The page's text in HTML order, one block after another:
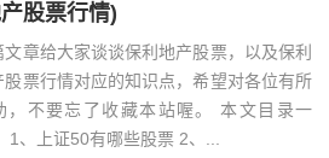
股票行情)
文章给大家谈谈保利地产股票，以及保利
股票行情对应的知识点，希望对各位有所
，不要忘了收藏本站喔。 本文目录一
1、上证50有哪些股票 2、...